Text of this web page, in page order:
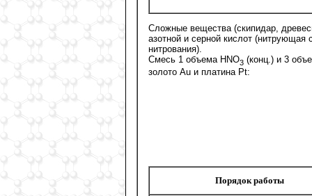
Сложные вещества (скипидар,
азотной и серной кислот (нитрующая
нитрования).
Смесь 1 объема HNO3 (конц.) и 3
золото Au и платина Pt:
Порядок работы